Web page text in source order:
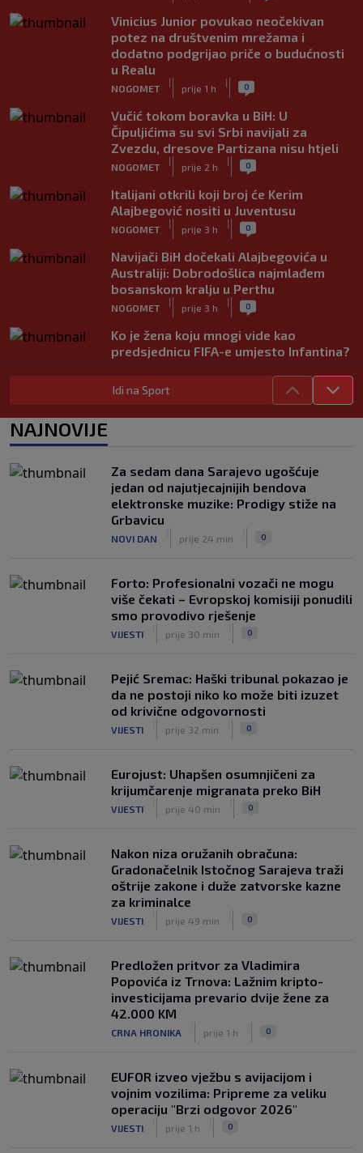
Vinicius Junior povukao neočekivan
potez na društvenim mrežama i
dodatno podgrijao priče o budućnosti
u Realu
NOGOMET
|
prije 1 h
| 0
Vučić tokom boravka u BiH: U
Čipuljićima su svi Srbi navijali za
Zvezdu, dresove Partizana nisu htjeli
NOGOMET
|
prije 2 h
| 0
Italijani otkrili koji broj će Kerim
Alajbegović nositi u Juventusu
NOGOMET
|
prije 3 h
| 0
Navijači BiH dočekali Alajbegovića u
Australiji: Dobrodošlica najmlađem
bosanskom kralju u Perthu
NOGOMET
|
prije 3 h
| 0
Ko je žena koju mnogi vide kao
predsjednicu FIFA-e umjesto Infantina?
Uskoro mi mogla promijeniti svjetski
nogomet
|
| | 0
Lionel Messi postigao dva gola u
pobjedi Inter Miamija i ispisao historiju
Leagues Cupa (VIDEO)
Idi na Sport
NAJNOVIJE
Za sedam dana Sarajevo ugošćuje
jedan od najutjecajnijih bendova
elektronske muzike: Prodigy stiže na
Grbavicu
NOVI DAN prije 24 min 0
Forto: Profesionalni vozači ne mogu
više čekati – Evropskoj komisiji ponudili
smo provodivo rješenje
VIJESTI prije 30 min 0
Pejić Sremac: Haški tribunal pokazao je
da ne postoji niko ko može biti izuzet
od krivične odgovornosti
VIJESTI prije 32 min 0
Eurojust: Uhapšen osumnjičeni za
krijumčarenje migranata preko BiH
VIJESTI prije 40 min 0
Nakon niza oružanih obračuna:
Gradonačelnik Istočnog Sarajeva traži
oštrije zakone i duže zatvorske kazne
za kriminalce
VIJESTI prije 49 min 0
Predložen pritvor za Vladimira
Popovića iz Trnova: Lažnim kripto-
investicijama prevario dvije žene za
42.000 KM
CRNA HRONIKA prije 1 h 0
EUFOR izveo vježbu s avijacijom i
vojnim vozilima: Pripreme za veliku
operaciju "Brzi odgovor 2026"
VIJESTI prije 1 h 0